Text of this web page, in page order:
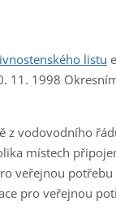
listu
11. 1998
z vodovodního
místech
veřejnou
pro veřejnou